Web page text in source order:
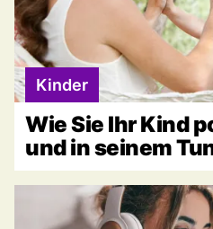
Kinder
Wie Sie Ihr Kind
und in seinem